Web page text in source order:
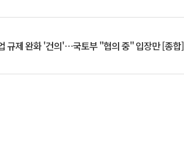
규제 완화 '건의'⋯국토부 "협의 중" 입장만 [종합]